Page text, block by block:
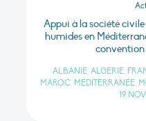
Appui à la société
humides en
ALBANIE, ALGÉRIE,
MAROC, MÉDITERRANÉE,
19